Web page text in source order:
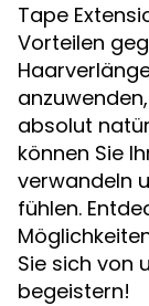
Tape
Vorteilen
absolut
können Sie
verwandeln
fühlen.
Sie sich von
begeistern!